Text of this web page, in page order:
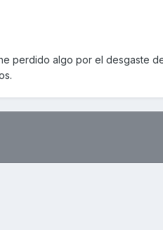
perdido algo por el desgaste